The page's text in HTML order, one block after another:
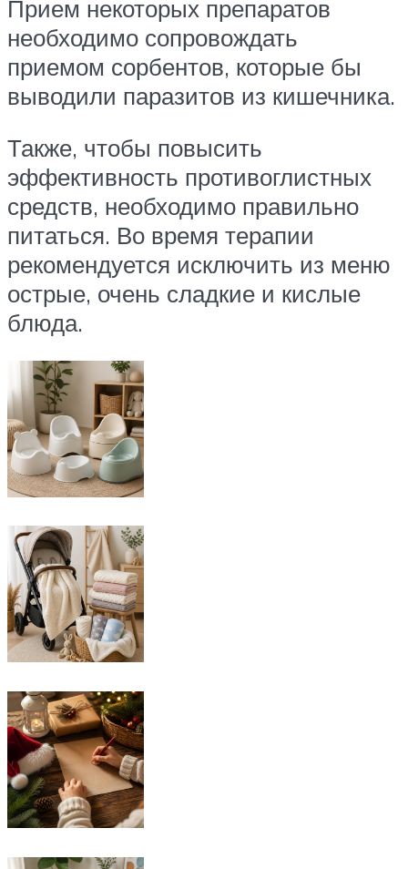
Прием некоторых препаратов
необходимо сопровождать
приемом сорбентов, которые бы
выводили паразитов из кишечника.
Также, чтобы повысить
эффективность противоглистных
средств, необходимо правильно
питаться. Во время терапии
рекомендуется исключить из меню
острые, очень сладкие и кислые
блюда.